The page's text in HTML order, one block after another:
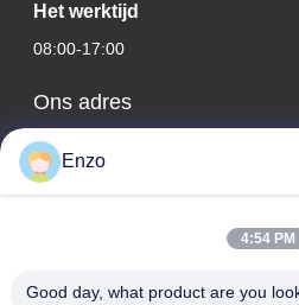
Het werktijd
08:00-17:00
Ons adres
Bedrijfsadres
No. 599, Zhangbei Road, Huantai
No. 553, Zhangbei Road, Huantai
Enzo
4:54 PM
Good day, what product are you